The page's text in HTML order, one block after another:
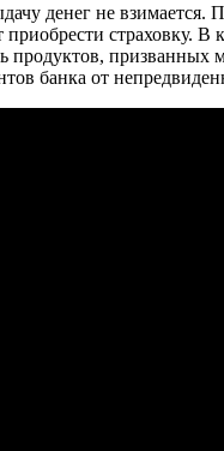
денег не взимается.
страховку. В
продуктов, призванных
банка от